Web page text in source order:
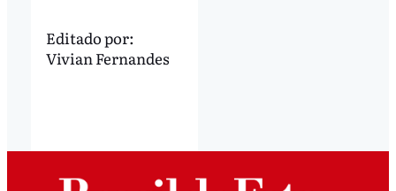
Editado por:
Vivian Fernandes